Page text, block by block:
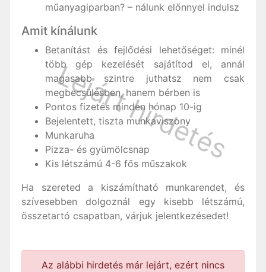
műanyagiparban? – nálunk előnnyel indulsz
Amit kínálunk
Betanítást és fejlődési lehetőséget: minél
több gép kezelését sajátítod el, annál
magasabb szintre juthatsz nem csak
megbecsülésben, hanem bérben is
Pontos fizetés minden hónap 10-ig
Bejelentett, tiszta munkaviszony
Munkaruha
Pizza- és gyümölcsnap
Kis létszámú 4-6 fős műszakok
Ha szereted a kiszámítható munkarendet, és
szívesebben dolgoznál egy kisebb létszámú,
összetartó csapatban, várjuk jelentkezésedet!
Az alábbi hirdetés már lejárt, ezért nincs